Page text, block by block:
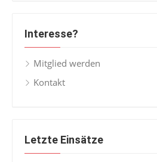
Interesse?
Mitglied werden
Kontakt
Letzte Einsätze